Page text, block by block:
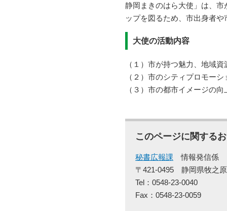
静岡まきのはら大使」は、
ップを図るため、市出身者
大使の活動内容
（１）市が持つ魅力、地域
（２）市のシティプロモー
（３）市の都市イメージの
このページに関する
秘書広報課
情報発信係
〒421-0495
静岡県牧之
Tel：0548-23-0040
Fax：0548-23-0059